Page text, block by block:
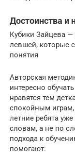
Достоинства и
Кубики Зайцева
левшей, которые
понятия
Авторская
интересно
нравятся тем
спокойным
летние ребята
словам, а не по
подхода к
помогают: